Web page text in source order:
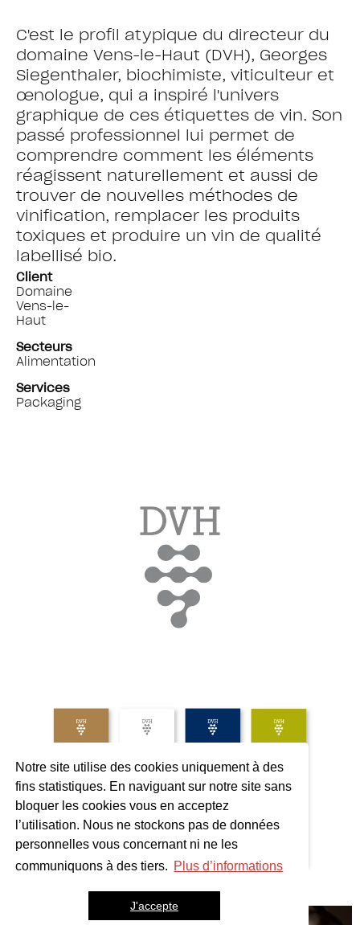
Notre site utilise des cookies uniquement à des
fins statistiques. En naviguant sur notre site sans
bloquer les cookies vous en acceptez
l’utilisation. Nous ne stockons pas de données
personnelles vous concernant ni ne les
communiquons à des tiers. Plus d’informations
J'accepte
C'est le profil atypique du directeur du
domaine Vens-le-Haut (DVH), Georges
Siegenthaler, biochimiste, viticulteur et
œnologue, qui a inspiré l'univers
graphique de ces étiquettes de vin. Son
passé professionnel lui permet de
comprendre comment les éléments
réagissent naturellement et aussi de
trouver de nouvelles méthodes de
vinification, remplacer les produits
toxiques et produire un vin de qualité
labellisé bio.
Client
Domaine
Vens-le-
Haut
Secteurs
Alimentation
Services
Packaging